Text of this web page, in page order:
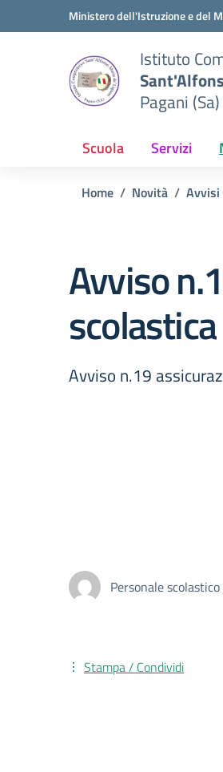
Vai ai contenuti
Vai al menu di navigazioneMinistero dell'Istruzione e del
Istituto
Pagani (Sa)
Scuola Servizi
Home Novità Avvisi
Avviso
Avviso n.19
Personale scolastico
Stampa / Condividi